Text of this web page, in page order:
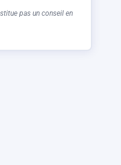
pas un conseil en